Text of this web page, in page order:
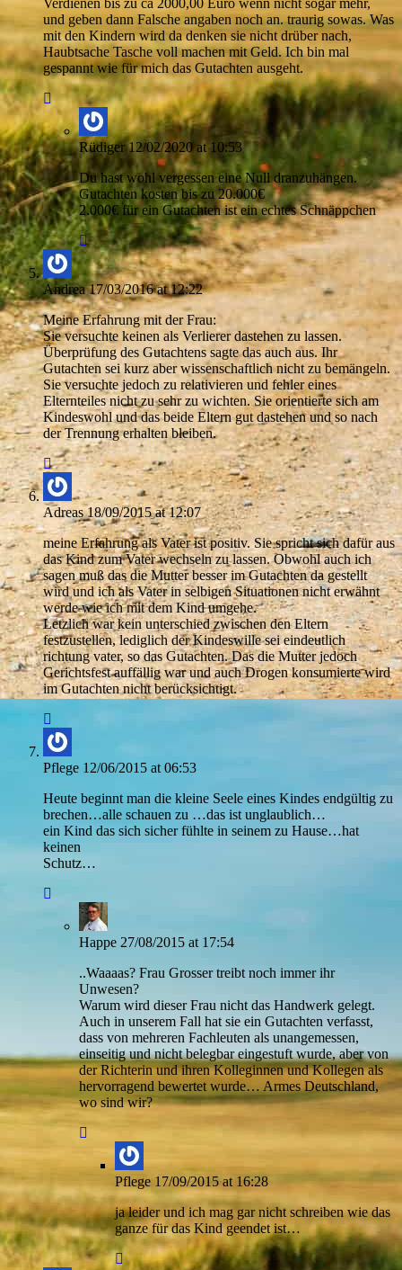
und geben dann Falsche angaben noch an. traurig sowas. Was
mit den Kindern wird da denken sie nicht drüber nach,
Haubtsache Tasche voll machen mit Geld. Ich bin mal
gespannt wie für mich das Gutachten ausgeht.
Rüdiger 12/02/2020 at 10:53
Du hast wohl vergessen eine Null dranzuhängen.
Gutachten kosten bis zu 20.000€
2.000€ für ein Gutachten ist ein echtes Schnäppchen
Andrea 17/03/2016 at 12:22
Meine Erfahrung mit der Frau:
Sie versuchte keinen als Verlierer dastehen zu lassen.
Überprüfung des Gutachtens sagte das auch aus. Ihr
Gutachten sei kurz aber wissenschaftlich nicht zu bemängeln.
Sie versuchte jedoch zu relativieren und fehler eines
Elternteiles nicht zu sehr zu wichten. Sie orientierte sich am
Kindeswohl und das beide Eltern gut dastehen und so nach
der Trennung erhalten bleiben.
Adreas 18/09/2015 at 12:07
meine Erfahrung als Vater ist positiv. Sie spricht sich dafür aus
das Kind zum Vater wechseln zu lassen. Obwohl auch ich
sagen muß das die Mutter besser im Gutachten da gestellt
wird und ich als Vater in selbigen Situationen nicht erwähnt
werde wie ich mit dem Kind umgehe.
Letzlich war kein unterschied zwischen den Eltern
festzustellen, lediglich der Kindeswille sei eindeutlich
richtung vater, so das Gutachten. Das die Mutter jedoch
Gerichtsfest auffällig war und auch Drogen konsumierte wird
im Gutachten nicht berücksichtigt.
Pflege 12/06/2015 at 06:53
Heute beginnt man die kleine Seele eines Kindes endgültig zu
brechen…alle schauen zu …das ist unglaublich…
ein Kind das sich sicher fühlte in seinem zu Hause…hat
keinen
Schutz…
Happe 27/08/2015 at 17:54
..Waaaas? Frau Grosser treibt noch immer ihr
Unwesen?
Warum wird dieser Frau nicht das Handwerk gelegt.
Auch in unserem Fall hat sie ein Gutachten verfasst,
dass von mehreren Fachleuten als unangemessen,
einseitig und nicht belegbar eingestuft wurde, aber von
der Richterin und ihren Kolleginnen und Kollegen als
hervorragend bewertet wurde… Armes Deutschland,
wo sind wir?
Pflege 17/09/2015 at 16:28
ja leider und ich mag gar nicht schreiben wie das
ganze für das Kind geendet ist…